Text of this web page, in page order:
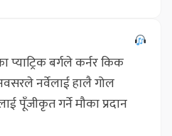
प्याट्रिक बर्गले कर्नर किक
नर्वेलाई हालै गोल
पूँजीकृत गर्ने मौका प्रदान